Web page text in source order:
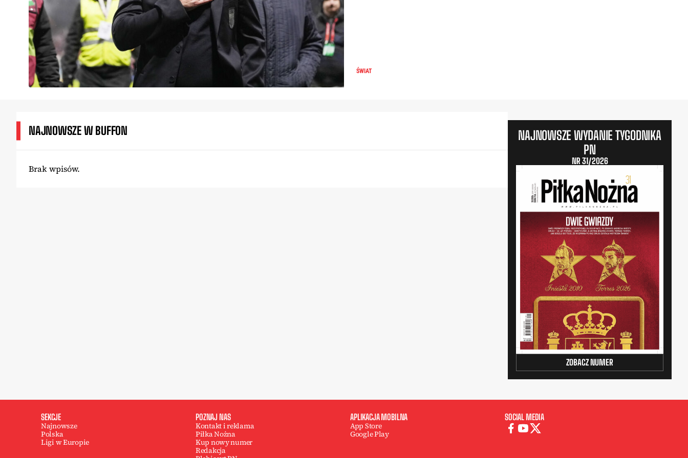
ŚWIAT
NAJNOWSZE W BUFFON
Brak wpisów.
NAJNOWSZE WYDANIE TYGODNIKA
PN
NR 31/2026
ZOBACZ NUMER
SEKCJE
Najnowsze
Polska
Ligi w Europie
POZNAJ NAS
Kontakt i reklama
Piłka Nożna
Kup nowy numer
Redakcja
APLIKACJA MOBILNA
App Store
Google Play
SOCIAL MEDIA